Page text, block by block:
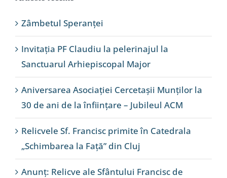
Zâmbetul Speranței
Invitația PF Claudiu la pelerinajul la
Sanctuarul Arhiepiscopal Major
Aniversarea Asociației Cercetașii Munților la
30 de ani de la înființare – Jubileul ACM
Relicvele Sf. Francisc primite în Catedrala
„Schimbarea la Față” din Cluj
Anunț: Relicve ale Sfântului Francisc de